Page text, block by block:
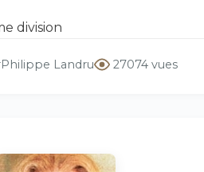
division
Philippe Landru 27074 vues